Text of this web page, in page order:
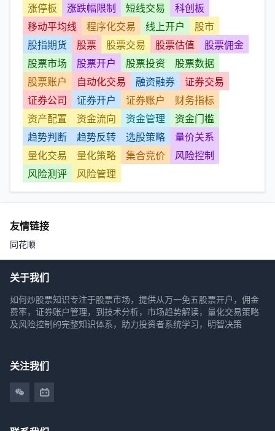
涨停板
涨跌幅限制 短线交易
科创板
移动平均线
程序化交易 线上开户
股市
股指期货
股票 股票交易 股票估值
股票佣金
股票市场
股票开户 股票投资
股票数据
股票账户
自动化交易 融资融券
证券交易
证券公司
证券开户 证券账户
财务指标
资产配置
资金流向 资金管理
资金门槛
趋势判断
趋势反转 选股策略
量价关系
量化交易
量化策略 集合竞价
风险控制
风险测评
风险管理
友情链接
同花顺
关于我们
如何炒股票知识专注于股票市场，提供从万一免五股票开户，佣金
费率，证券账户管理，到技术分析，市场趋势解读，量化交易策略
及风险控制的完整知识体系，助力投资者系统学习，明智决策
关注我们